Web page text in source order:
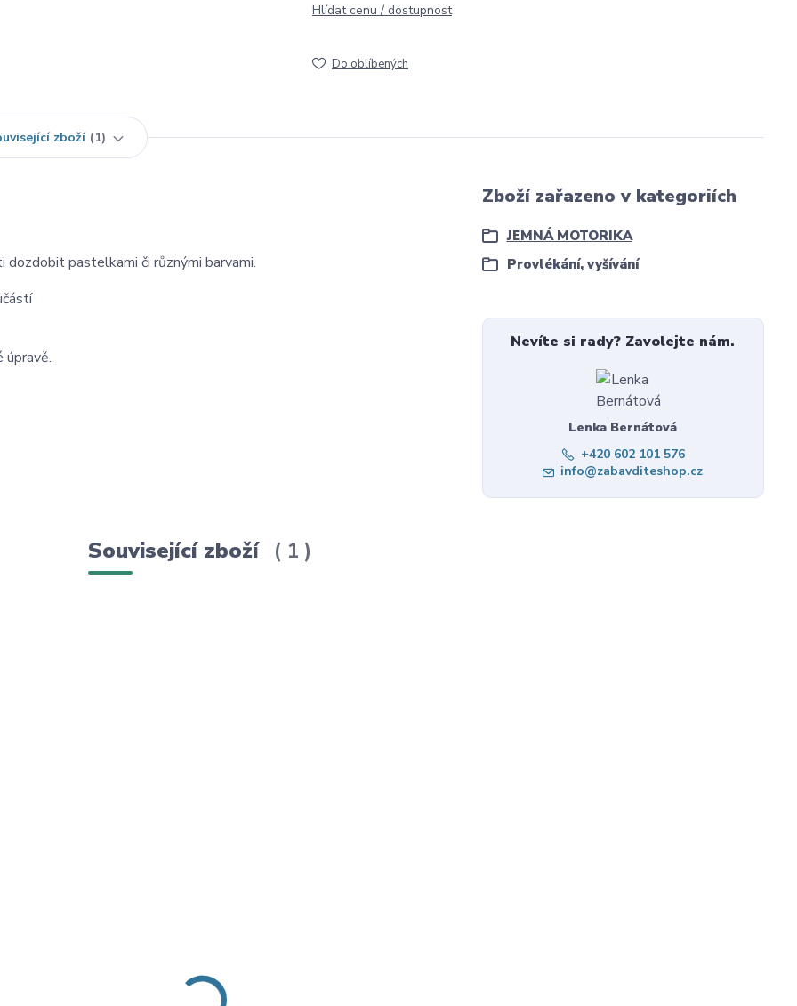
Hlídat cenu / dostupnost
Do oblíbených
zboží 1
dozdobit pastelkami či různými barvami.
úpravě.
Zboží zařazeno v kategoriích
JEMNÁ MOTORIKA
Provlékání, vyšívání
Nevíte si rady? Zavolejte nám.
Lenka Bernátová
+420 602 101 576
info@zabavditeshop.cz
Související zboží 1